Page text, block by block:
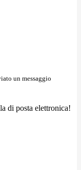
un messaggio
di posta elettronica!